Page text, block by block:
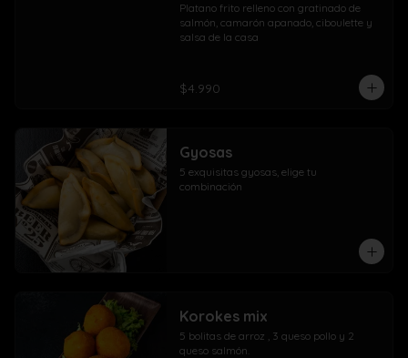
Platano frito relleno con gratinado de
salmón, camarón apanado, ciboulette y
salsa de la casa
$4.990
Gyosas
5 exquisitas gyosas, elige tu
combinación
Korokes mix
5 bolitas de arroz , 3 queso pollo y 2
queso salmón.